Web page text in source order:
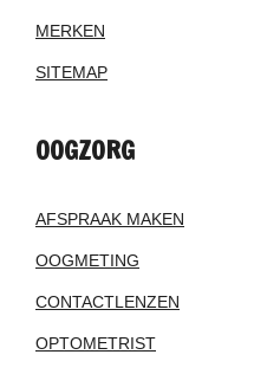
MERKEN
SITEMAP
OOGZORG
AFSPRAAK MAKEN
OOGMETING
CONTACTLENZEN
OPTOMETRIST